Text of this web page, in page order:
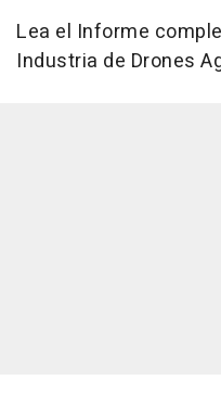
Lea el Informe
Industria de Drones